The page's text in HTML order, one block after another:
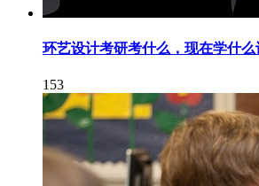
环艺设计考研考什么，现在学什
153